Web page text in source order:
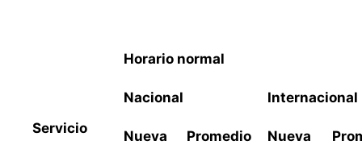
Horario normal
Servicio
Nacional Internacional
Nueva
Promedio
Nueva